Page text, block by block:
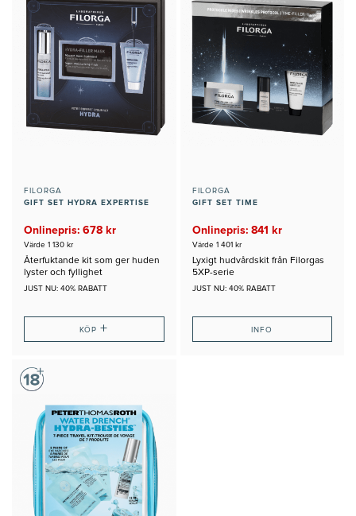
FILORGA
GIFT SET HYDRA EXPERTISE
Onlinepris: 678 kr
Värde 1 130 kr
Återfuktande kit som ger huden
lyster och fyllighet
JUST NU: 40% RABATT
KÖP+
FILORGA
GIFT SET TIME
Onlinepris: 841 kr
Värde 1 401 kr
Lyxigt hudvårdskit från Filorgas
5XP-serie
JUST NU: 40% RABATT
INFO